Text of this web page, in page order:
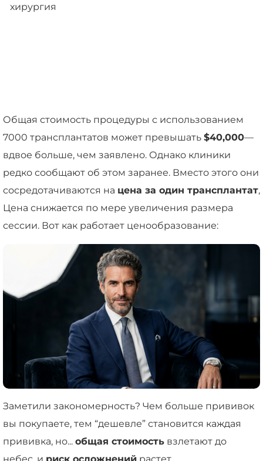
хирургия
Общая стоимость процедуры с использованием
7000 трансплантатов может превышать $40,000—
вдвое больше, чем заявлено. Однако клиники
редко сообщают об этом заранее. Вместо этого они
сосредотачиваются на цена за один трансплантат,
Цена снижается по мере увеличения размера
сессии. Вот как работает ценообразование:
Заметили закономерность? Чем больше прививок
вы покупаете, тем “дешевле” становится каждая
прививка, но... общая стоимость взлетают до